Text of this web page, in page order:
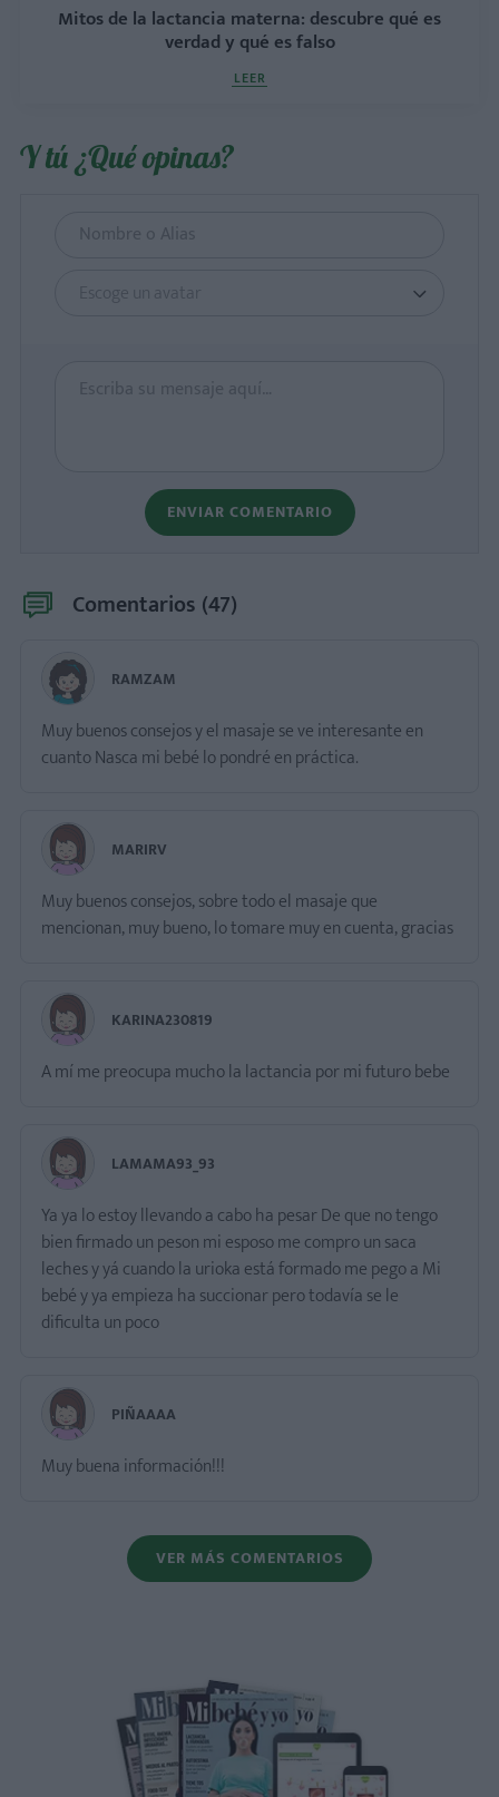
Mitos de la lactancia materna: descubre qué es
verdad y qué es falso
LEER
Y tú ¿Qué opinas?
Escoge un avatar
ENVIAR COMENTARIO
Comentarios (47)
RAMZAM
Muy buenos consejos y el masaje se ve interesante en
cuanto Nasca mi bebé lo pondré en práctica.
MARIRV
Muy buenos consejos, sobre todo el masaje que
mencionan, muy bueno, lo tomare muy en cuenta, gracias
KARINA230819
A mí me preocupa mucho la lactancia por mi futuro bebe
LAMAMA93_93
Ya ya lo estoy llevando a cabo ha pesar De que no tengo
bien firmado un peson mi esposo me compro un saca
leches y yá cuando la urioka está formado me pego a Mi
bebé y ya empieza ha succionar pero todavía se le
dificulta un poco
PIÑAAAA
Muy buena información!!!
VER MÁS COMENTARIOS